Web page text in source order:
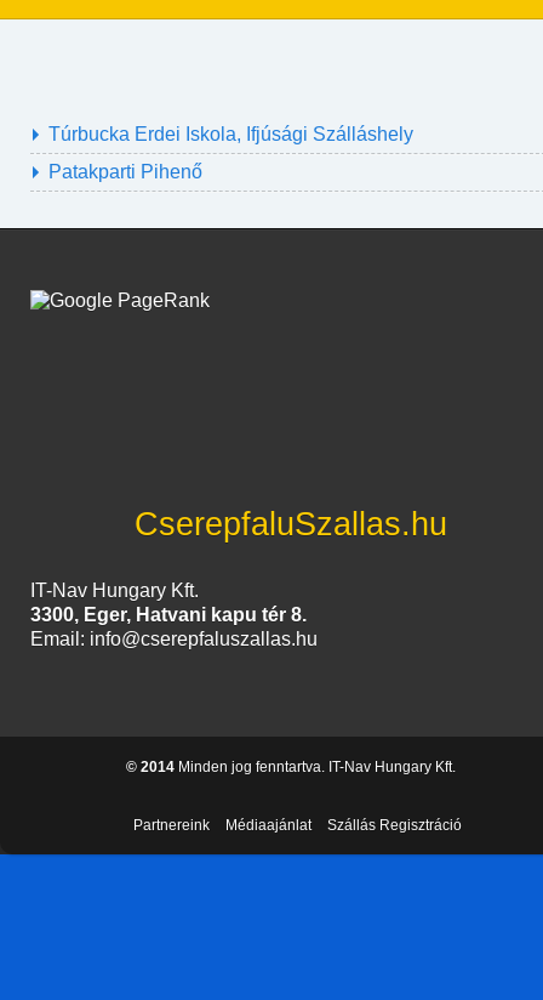
Túrbucka Erdei Iskola, Ifjúsági Szálláshely
Patakparti Pihenő
CserepfaluSzallas.hu
IT-Nav Hungary Kft.
3300, Eger, Hatvani kapu tér 8.
Email: info@cserepfaluszallas.hu
© 2014 Minden jog fenntartva. IT-Nav Hungary Kft.
Partnereink Médiaajánlat Szállás Regisztráció